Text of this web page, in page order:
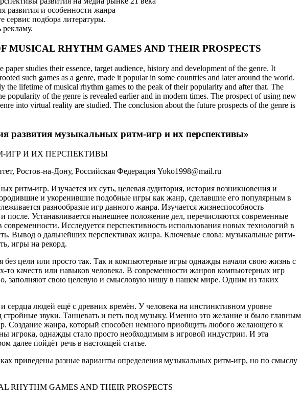
развития и особенности жанра
подбора литературы.
MUSICAL RHYTHM GAMES AND THEIR PROSPECTS
studies their essence, target audience, history and development of the genre. It
such games as a genre, made it popular in some countries and later around the world.
the lifetime of musical rhythm games to the peak of their popularity and after that. The
popularity of the genre is revealed earlier and in modern times. The prospect of using new
into virtual reality are studied. The conclusion about the future prospects of the genre is
развития музыкальных ритм-игр и их перспективы»
ИГР И ИХ ПЕРСПЕКТИВЫ
Ростов-на-Дону, Российская Федерация Yoko1998@mail.ru
ритм-игр. Изучается их суть, целевая аудитория, история возникновения и
и укоренившие подобные игры как жанр, сделавшие его популярным в
разнообразие игр данного жанра. Изучается жизнеспособность
Устанавливается нынешнее положение дел, перечисляются современные
Исследуется перспективность использования новых технологий в
Вывод о дальнейших перспективах жанра. Ключевые слова: музыкальные ритм-
игры на рекорд.
без цели или просто так. Так и компьютерные игры однажды начали свою жизнь с
то качеств или навыков человека. В современности жанров компьютерных игр
заполняют свою целевую и смысловую нишу в нашем мире. Одним из таких
сердца людей ещё с древних времён. У человека на инстинктивном уровне
стройные звуки. Танцевать и петь под музыку. Именно это желание и было главным
Создание жанра, который способен немного приобщить любого желающего к
игрока, однажды стало просто необходимым в игровой индустрии. И эта
далее пойдёт речь в настоящей статье.
приведены разные варианты определения музыкальных ритм-игр, но по смыслу
RHYTHM GAMES AND THEIR PROSPECTS